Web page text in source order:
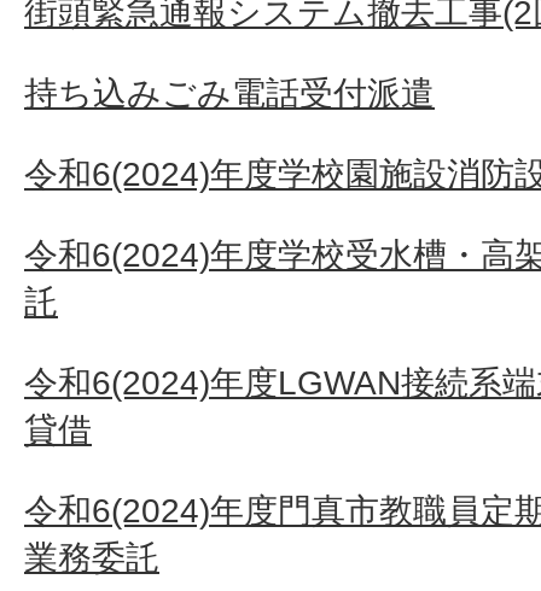
街頭緊急通報システム撤去工事(2
持ち込みごみ電話受付派遣
令和6(2024)年度学校園施設消防
令和6(2024)年度学校受水槽・高
託
令和6(2024)年度LGWAN接続系
貸借
令和6(2024)年度門真市教職員定
業務委託